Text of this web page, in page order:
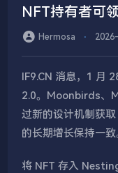
NFT持有者可
Hermosa ⋅
IF9.CN 消息，1 月
2.0。Moonbirds、
过新的设计机制获
的长期增长保持一致
将 NFT 存入